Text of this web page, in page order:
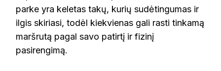
parke yra keletas takų, kurių sudėtingumas ir
ilgis skiriasi, todėl kiekvienas gali rasti tinkamą
maršrutą pagal savo patirtį ir fizinį
pasirengimą.